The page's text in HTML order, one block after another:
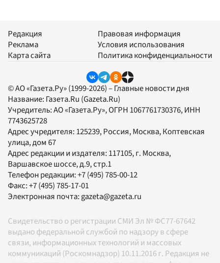
Редакция
Реклама
Карта сайта
Правовая информация
Условия использования
Политика конфиденциальности
© АО «Газета.Ру» (1999-2026) – Главные новости дня
Название: Газета.Ru (Gazeta.Ru)
Учредитель:АО «Газета.Ру», ОГРН 1067761730376, ИНН
7743625728
Адрес учредителя: 125239, Россия, Москва, Коптевская
улица, дом 67
Адрес редакции и издателя: 117105, г. Москва,
Варшавское шоссе, д.9, стр.1
Телефон редакции:+7 (495) 785-00-12
Факс:+7 (495) 785-17-01
Электронная почта: gazeta@gazeta.ru
Свидетельство о регистрации СМИ Эл № ФС77-67642
выдано федеральной службой по надзору в сфере
связи, информационных технологий и массовых
коммуникаций (Роскомнадзор) 10.11.2016 г. Редакция не